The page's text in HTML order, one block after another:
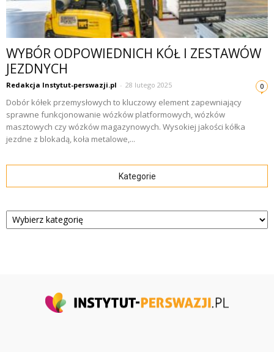
WYBÓR ODPOWIEDNICH KÓŁ I ZESTAWÓW
JEZDNYCH
Redakcja Instytut-perswazji.pl - 28 lutego 2025 0
Dobór kółek przemysłowych to kluczowy element zapewniający
sprawne funkcjonowanie wózków platformowych, wózków
masztowych czy wózków magazynowych. Wysokiej jakości kółka
jezdne z blokadą, koła metalowe,...
Kategorie
Kategorie